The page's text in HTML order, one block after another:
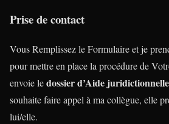
Prise de contact
Vous Remplissez le Formulaire et je
pour mettre en place la procédure de
envoie ledossier d’Aide juridictionnelle
souhaite faire appel à ma collègue, elle
lui/elle.